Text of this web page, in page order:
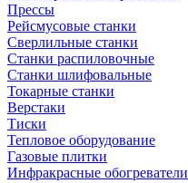
Прессы
Рейсмусовые станки
Сверлильные станки
Станки распиловочные
Станки шлифовальные
Токарные станки
Верстаки
Тиски
Тепловое оборудование
Газовые плитки
Инфракрасные обогреватели